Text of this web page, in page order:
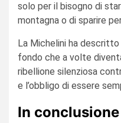
solo per il bisogno di
montagna o di sparire
La Michelini ha
fondo che a volte
ribellione silenziosa
e l’obbligo di essere
In conclusione